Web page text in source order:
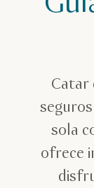
Catar
sola
ofrece